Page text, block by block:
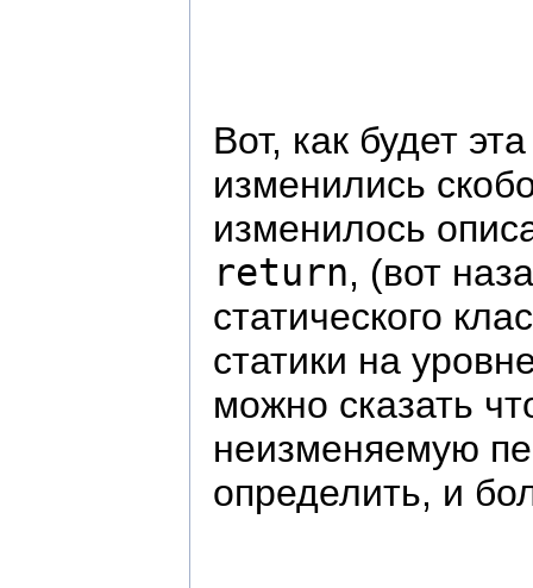
Вот, как будет
изменились
изменилось
return, (вот
статического
статики на
можно сказать
неизменяемую
определить, и